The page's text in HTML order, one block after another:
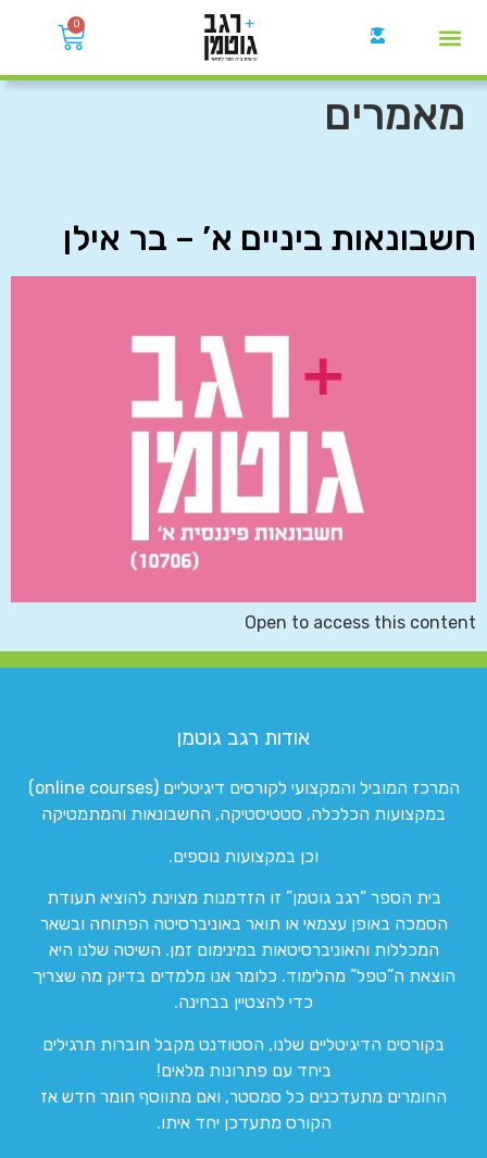
0
מאמרים
חשבונאות ביניים א’ – בר אילן
Open to access this content
אודות רגב גוטמן
המרכז המוביל והמקצועי לקורסים דיגיטליים (online courses)
במקצועות הכלכלה, סטטיסטיקה, החשבונאות והמתמטיקה
וכן במקצועות נוספים.
בית הספר “רגב גוטמן” זו הזדמנות מצוינת להוציא תעודת
הסמכה באופן עצמאי או תואר באוניברסיטה הפתוחה ובשאר
המכללות והאוניברסיטאות במינימום זמן. השיטה שלנו היא
הוצאת ה”טפל” מהלימוד. כלומר אנו מלמדים בדיוק מה שצריך
כדי להצטיין בבחינה.
בקורסים הדיגיטליים שלנו, הסטודנט מקבל חוברות תרגילים
ביחד עם פתרונות מלאים!
החומרים מתעדכנים כל סמסטר, ואם מתווסף חומר חדש אז
הקורס מתעדכן יחד איתו.